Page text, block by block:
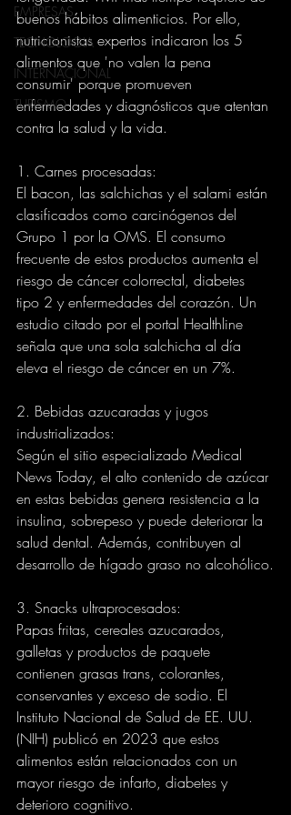
EMPRESAS
TECNOLOGIA
INTERNACIONAL
TURISMO
buenos hábitos alimenticios. Por ello,
nutricionistas expertos indicaron los 5
alimentos que 'no valen la pena
consumir' porque promueven
enfermedades y diagnósticos que atentan
contra la salud y la vida.
1. Carnes procesadas:
El bacon, las salchichas y el salami están
clasificados como carcinógenos del
Grupo 1 por la OMS. El consumo
frecuente de estos productos aumenta el
riesgo de cáncer colorrectal, diabetes
tipo 2 y enfermedades del corazón. Un
estudio citado por el portal Healthline
señala que una sola salchicha al día
eleva el riesgo de cáncer en un 7%.
2. Bebidas azucaradas y jugos
industrializados:
Según el sitio especializado Medical
News Today, el alto contenido de azúcar
en estas bebidas genera resistencia a la
insulina, sobrepeso y puede deteriorar la
salud dental. Además, contribuyen al
desarrollo de hígado graso no alcohólico.
3. Snacks ultraprocesados:
Papas fritas, cereales azucarados,
galletas y productos de paquete
contienen grasas trans, colorantes,
conservantes y exceso de sodio. El
Instituto Nacional de Salud de EE. UU.
(NIH) publicó en 2023 que estos
alimentos están relacionados con un
mayor riesgo de infarto, diabetes y
deterioro cognitivo.